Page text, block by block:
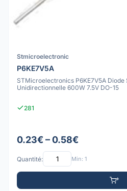
Stmicroelectronic
P6KE7V5A
STMicroelectronics P6KE7V5A Diode
Unidirectionnelle 600W 7.5V DO-15
281
0.23€ – 0.58€
Quantité: Min: 1